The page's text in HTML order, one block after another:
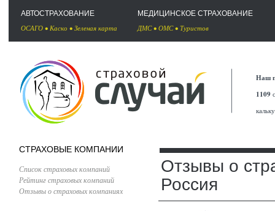
АВТОСТРАХОВАНИЕ
ОСАГО • Каско • Зеленая карта
МЕДИЦИНСКОЕ СТРАХОВАНИЕ
ДМС• ОМС• Туристов
Наш
1109
СТРАХОВЫЕ КОМПАНИИ
Список страховых компаний
Рейтинг страховых компаний
Отзывы о страховых компаниях
Отзывы о
Россия